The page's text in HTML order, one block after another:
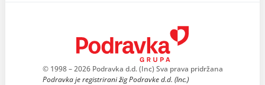
© 1998 – 2026 Podravka d.d. (Inc) Sva prava pridržana
Podravka je registrirani žig Podravke d.d. (Inc.)